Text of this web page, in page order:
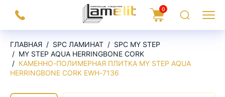
Заказать
звонок
На
Корзина
0
ПоискМеню
ГЛАВНАЯ SPC ЛАМИНАТ
SPC MY STEP
MY STEP AQUA HERRINGBONE CORK
КАМЕННО-ПОЛИМЕРНАЯ ПЛИТКА MY STEP AQUA
HERRINGBONE CORK EWH-7136